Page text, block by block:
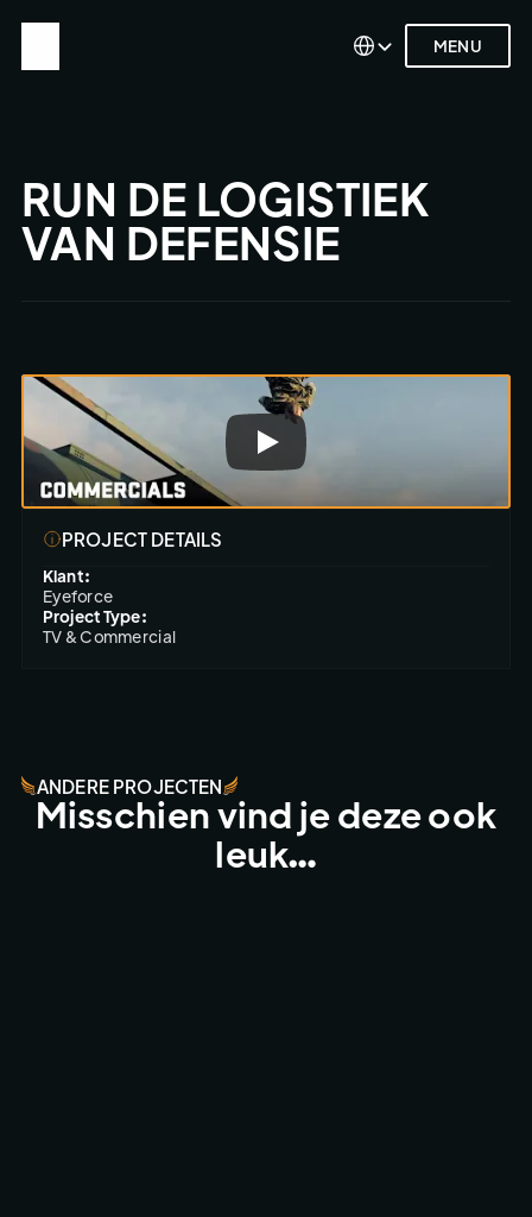
Select Language
MENU
Select Language
MENU
RUN DE LOGISTIEK
VAN DEFENSIE
PROJECT DETAILS
Klant:
Eyeforce
Project Type:
TV & Commercial
ANDERE PROJECTEN
Misschien vind je deze ook
leuk…